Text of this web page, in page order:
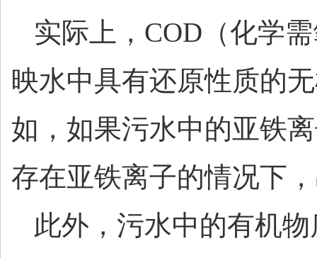
实际上， COD（化学
映水中具有还原性质的
如，如果污水中的亚铁
存在亚铁离子的情况下
此外，污水中的有机